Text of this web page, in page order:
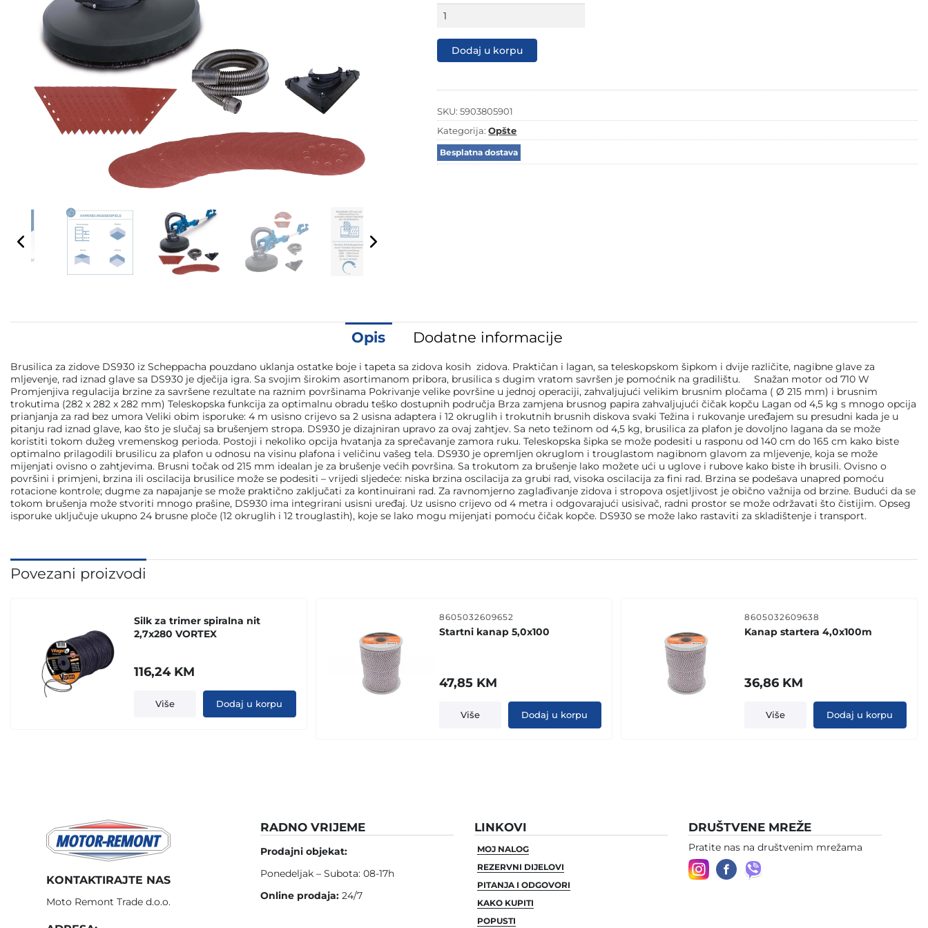
brusilica
zidove
žirafa
Dodaj u korpu
SKU:5903805901
Kategorija:Opšte
Besplatna dostava
Opis Dodatne informacije
Brusilica za zidove DS930 iz Scheppacha pouzdano uklanja ostatke boje i tapeta sa zidova kosih zidova. Praktičan i lagan, sa teleskopskom šipkom i dvije različite, nagibne glave za
mljevenje, rad iznad glave sa DS930 je dječija igra. Sa svojim širokim asortimanom pribora, brusilica s dugim vratom savršen je pomoćnik na gradilištu. Snažan motor od 710 W
Promjenjiva regulacija brzine za savršene rezultate na raznim površinama Pokrivanje velike površine u jednoj operaciji, zahvaljujući velikim brusnim pločama ( Ø 215 mm) i brusnim
trokutima (282 x 282 x 282 mm) Teleskopska funkcija za optimalnu obradu teško dostupnih područja Brza zamjena brusnog papira zahvaljujući čičak kopču Lagan od 4,5 kg s mnogo opcija
prianjanja za rad bez umora Veliki obim isporuke: 4 m usisno crijevo sa 2 usisna adaptera i 12 okruglih i trokutnih brusnih diskova svaki Težina i rukovanje uređajem su presudni kada je u
pitanju rad iznad glave, kao što je slučaj sa brušenjem stropa. DS930 je dizajniran upravo za ovaj zahtjev. Sa neto težinom od 4,5 kg, brusilica za plafon je dovoljno lagana da se može
koristiti tokom dužeg vremenskog perioda. Postoji i nekoliko opcija hvatanja za sprečavanje zamora ruku. Teleskopska šipka se može podesiti u rasponu od 140 cm do 165 cm kako biste
optimalno prilagodili brusilicu za plafon u odnosu na visinu plafona i veličinu vašeg tela. DS930 je opremljen okruglom i trouglastom nagibnom glavom za mljevenje, koja se može
mijenjati ovisno o zahtjevima. Brusni točak od 215 mm idealan je za brušenje većih površina. Sa trokutom za brušenje lako možete ući u uglove i rubove kako biste ih brusili. Ovisno o
površini i primjeni, brzina ili oscilacija brusilice može se podesiti – vrijedi sljedeće: niska brzina oscilacija za grubi rad, visoka oscilacija za fini rad. Brzina se podešava unapred pomoću
rotacione kontrole; dugme za napajanje se može praktično zaključati za kontinuirani rad. Za ravnomjerno zaglađivanje zidova i stropova osjetljivost je obično važnija od brzine. Budući da se
tokom brušenja može stvoriti mnogo prašine, DS930 ima integrirani usisni uređaj. Uz usisno crijevo od 4 metra i odgovarajući usisivač, radni prostor se može održavati što čistijim. Opseg
isporuke uključuje ukupno 24 brusne ploče (12 okruglih i 12 trouglastih), koje se lako mogu mijenjati pomoću čičak kopče. DS930 se može lako rastaviti za skladištenje i transport.
Povezani proizvodi
Silk za trimer spiralna nit
2,7x280 VORTEX
116,24 KM
Više Dodaj u korpu
8605032609652
Startni kanap 5,0x100
47,85 KM
Više Dodaj u korpu
8605032609638
Kanap startera 4,0x100m
36,86 KM
Više Dodaj u korpu
KONTAKTIRAJTE NAS
Moto Remont Trade d.o.o.
RADNO VRIJEME
Prodajni objekat:
Ponedeljak – Subota: 08-17h
Online prodaja: 24/7
LINKOVI
MOJ NALOG
REZERVNI DIJELOVI
PITANJA I ODGOVORI
KAKO KUPITI
POPUSTI
DRUŠTVENE MREŽE
Pratite nas na društvenim mrežama